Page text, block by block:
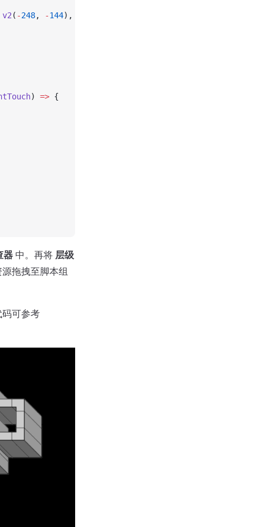
v2 ( -248, -144),
) => {
器 中。再将 层级
拖拽至脚本组
可参考